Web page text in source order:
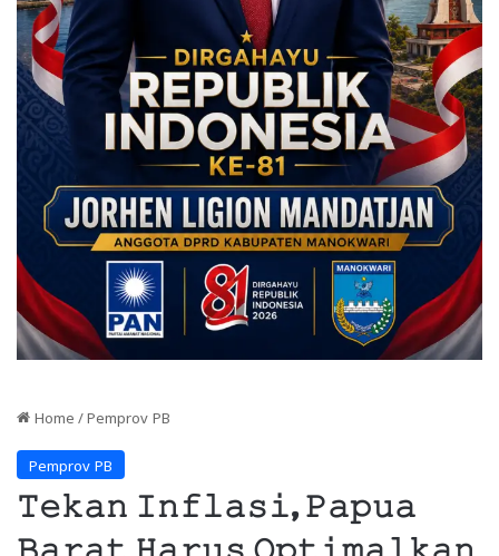
Home / Pemprov PB
Pemprov PB
𝚃𝚎𝚔𝚊𝚗 𝙸𝚗𝚏𝚕𝚊𝚜𝚒, 𝙿𝚊𝚙𝚞𝚊